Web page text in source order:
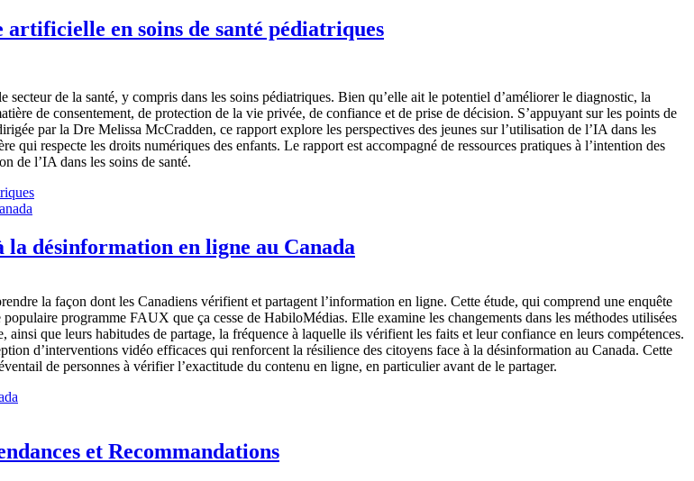
artificielle en soins de santé pédiatriques
de la santé, y compris dans les soins pédiatriques. Bien qu’elle ait le potentiel d’améliorer le diagnostic, la
de consentement, de protection de la vie privée, de confiance et de prise de décision. S’appuyant sur les points de
par la Dre Melissa McCradden, ce rapport explore les perspectives des jeunes sur l’utilisation de l’IA dans les
qui respecte les droits numériques des enfants. Le rapport est accompagné de ressources pratiques à l’intention des
de l’IA dans les soins de santé.
désinformation en ligne au Canada
la façon dont les Canadiens vérifient et partagent l’information en ligne. Cette étude, qui comprend une enquête
programme FAUX que ça cesse de HabiloMédias. Elle examine les changements dans les méthodes utilisées
que leurs habitudes de partage, la fréquence à laquelle ils vérifient les faits et leur confiance en leurs compétences.
d’interventions vidéo efficaces qui renforcent la résilience des citoyens face à la désinformation au Canada. Cette
de personnes à vérifier l’exactitude du contenu en ligne, en particulier avant de le partager.
et Recommandations